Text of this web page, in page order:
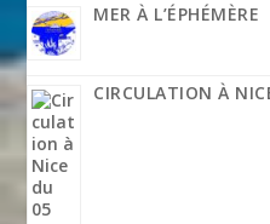
MER À L’ÉPHÉMÈRE
CIRCULATION À